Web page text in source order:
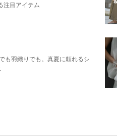
注目アイテム
も羽織りでも。真夏に頼れるシ